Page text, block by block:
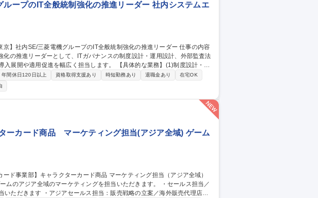
ループのIT全般統制強化の推進リーダー 社内システムエ
化の推進リーダーとして、ITガバナンスの制度設計・運用設計、外部監査法
を幅広く担当します。 【具体的な業務】(1)制度設計・運
なルールの策定、管理ツールの企画・整備・グループ展開(2)外部・内部折
査部・財務統括部等）との調整・折衝(3)拠点への適用促進：各拠点を巡回
推進★グループ全体のITガバナンス刷新の中核として専門性を発揮できる環
SE/三菱電機グループのIT全般統制強化の推進リーダー
年間休日120日以上 資格取得支援あり 時短勤務あり 退職金あり
在宅OK
ーカード商品 マーケティング担当(アジア全域) ゲーム
ジア全域のマーケティングを担当いただきます。 ・セールス担当／
いただきます ・アジアセールス担当：販売戦略の立案／海外販売代理店に